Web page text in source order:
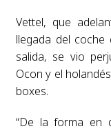
Vettel, que
llegada del
salida, se vio
Ocon y el
boxes.
“De la forma en